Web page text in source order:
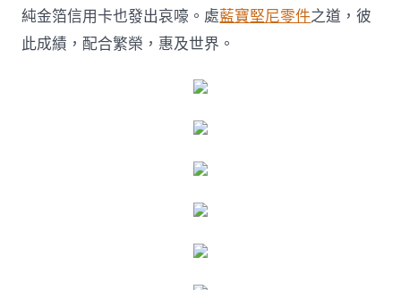
純金箔信用卡也發出哀嚎。處藍寶堅尼零件之道，彼
此成績，配合繁榮，惠及世界。